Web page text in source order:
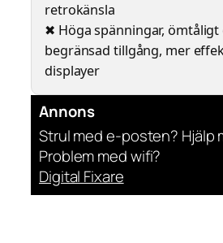
retrokänsla
✖ Höga spänningar, ömtåligt
begränsad tillgång, mer
displayer
Annons
Strul med e-posten? Hjälp
Problem med wifi?
Digital Fixare